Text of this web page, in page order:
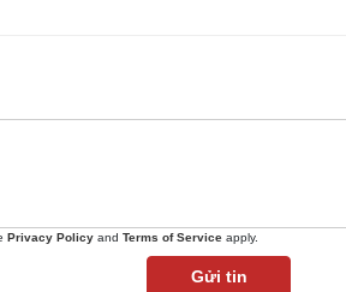
Privacy Policy and Terms of Service apply.
Gửi tin